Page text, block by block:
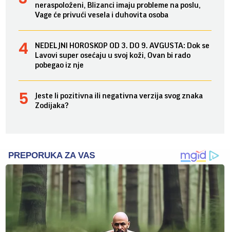
neraspoloženi, Blizanci imaju probleme na poslu,
Vage će privući vesela i duhovita osoba
NEDELJNI HOROSKOP OD 3. DO 9. AVGUSTA: Dok se
Lavovi super osećaju u svoj koži, Ovan bi rado
pobegao iz nje
Jeste li pozitivna ili negativna verzija svog znaka
Zodijaka?